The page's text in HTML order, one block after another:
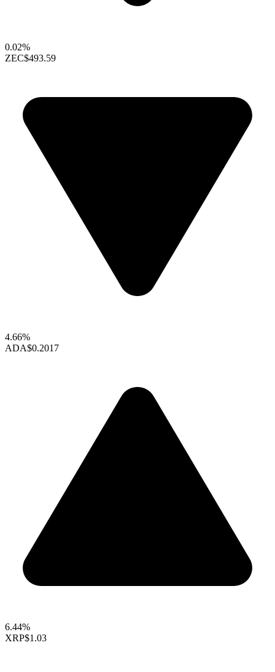
0.02%
ZEC$493.59
4.66%
ADA$0.2017
6.44%
XRP$1.03